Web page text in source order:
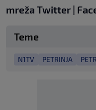
mreža Twitter |
Teme
N1TV PETRINJA